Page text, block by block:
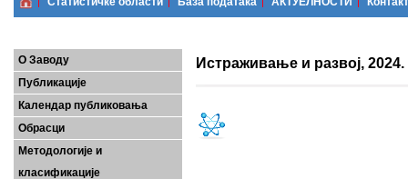
О Заводу
Публикације
Календар публиковања
Обрасци
Методологије и
класификације
Истраживање и развој, 2024.